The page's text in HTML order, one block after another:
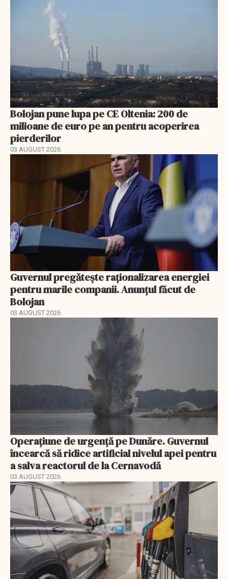
Bolojan pune lupa pe CE Oltenia: 200 de
milioane de euro pe an pentru acoperirea
pierderilor
03 AUGUST 2026
Guvernul pregătește raționalizarea energiei
pentru marile companii. Anunțul făcut de
Bolojan
03 AUGUST 2026
Operațiune de urgență pe Dunăre. Guvernul
încearcă să ridice artificial nivelul apei pentru
a salva reactorul de la Cernavodă
03 AUGUST 2026